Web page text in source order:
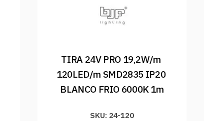
TIRA 24V PRO 19,2W/m
120LED/m SMD2835 IP20
BLANCO FRIO 6000K 1m
SKU: 24-120